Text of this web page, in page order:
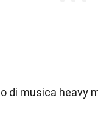
di musica heavy